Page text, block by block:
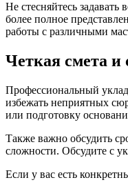
Не стесняйтесь
более полное
работы с различными
Четкая смета
Профессиональный
избежать неприятных
или подготовку
Также важно обсудить
сложности. Обсудите с
Если у вас есть